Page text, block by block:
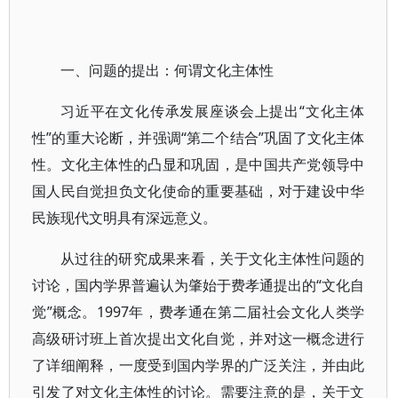
一、问题的提出：何谓文化主体性
习近平在文化传承发展座谈会上提出“文化主体
性”的重大论断，并强调“第二个结合”巩固了文化主体
性。文化主体性的凸显和巩固，是中国共产党领导中
国人民自觉担负文化使命的重要基础，对于建设中华
民族现代文明具有深远意义。
从过往的研究成果来看，关于文化主体性问题的
讨论，国内学界普遍认为肇始于费孝通提出的“文化自
觉”概念。1997年，费孝通在第二届社会文化人类学
高级研讨班上首次提出文化自觉，并对这一概念进行
了详细阐释，一度受到国内学界的广泛关注，并由此
引发了对文化主体性的讨论。需要注意的是，关于文